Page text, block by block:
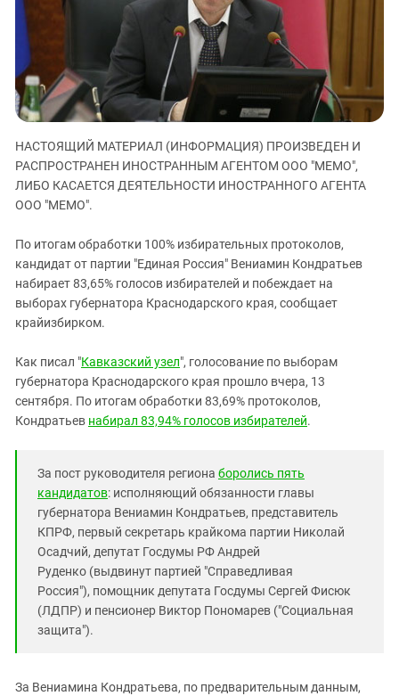
ЗАСТАВЛЯЕТ
КАВКАЗ ЗА ПАЛЕСТИНУ
ИНАКОМЫСЛИЕ В ЧЕЧНЕ
ПРЕСЛЕДОВАНИЕ АКТИВИСТОВ
МОБИЛИЗАЦИЯ И ПРОТЕСТЫ
Дагестан
Ингушетия
Кабардино-Балкария
Калмыкия
Карачаево-Черкесия
Краснодарский край
Нагорный Карабах
Российская Федерация
Ростовская область
Северная Осетия - Алания
СКФО
Ставропольский край
Южная Осетия
Южный Кавказ
ЮФО
НАСТОЯЩИЙ МАТЕРИАЛ (ИНФОРМАЦИЯ) ПРОИЗВЕДЕН И
РАСПРОСТРАНЕН ИНОСТРАННЫМ АГЕНТОМ ООО "МЕМО",
ЛИБО КАСАЕТСЯ ДЕЯТЕЛЬНОСТИ ИНОСТРАННОГО АГЕНТА
ООО "МЕМО".
По итогам обработки 100% избирательных протоколов,
кандидат от партии "Единая Россия" Вениамин Кондратьев
набирает 83,65% голосов избирателей и побеждает на
выборах губернатора Краснодарского края, сообщает
крайизбирком.
Как писал "Кавказский узел", голосование по выборам
губернатора Краснодарского края прошло вчера, 13
сентября. По итогам обработки 83,69% протоколов,
Кондратьев набирал 83,94% голосов избирателей.
За пост руководителя региона боролись пять
кандидатов: исполняющий обязанности главы
губернатора Вениамин Кондратьев, представитель
КПРФ, первый секретарь крайкома партии Николай
Осадчий, депутат Госдумы РФ Андрей
Руденко (выдвинут партией "Справедливая
Россия"), помощник депутата Госдумы Сергей Фисюк
(ЛДПР) и пенсионер Виктор Пономарев ("Социальная
защита").
За Вениамина Кондратьева, по предварительным данным,